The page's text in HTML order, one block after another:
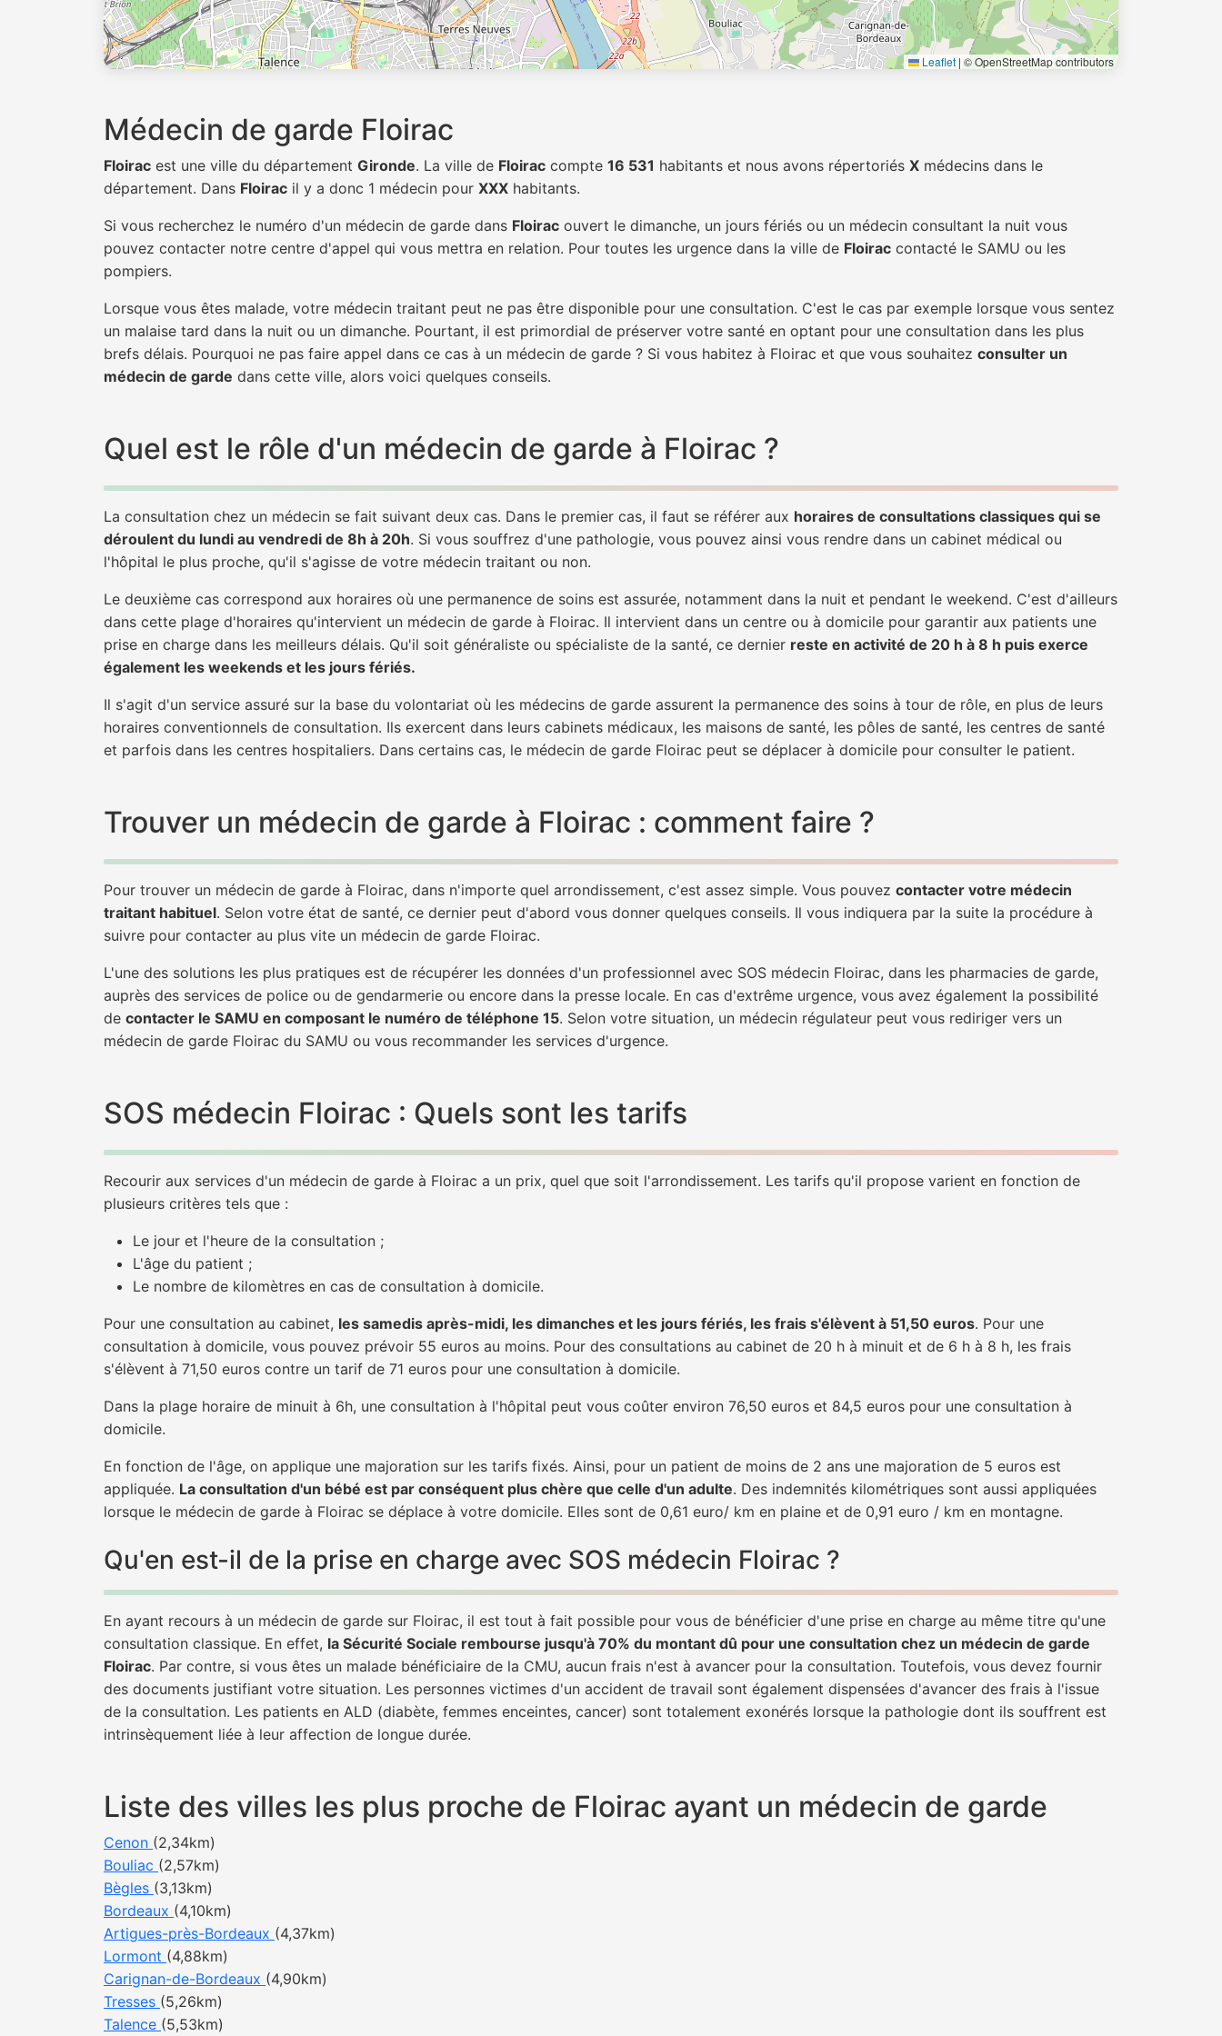
Leaflet | © OpenStreetMap contributors
Médecin de garde Floirac
Floirac est une ville du département Gironde. La ville de Floirac compte 16 531 habitants et nous avons répertoriés X médecins dans le
département. Dans Floirac il y a donc 1 médecin pour XXX habitants.
Si vous recherchez le numéro d'un médecin de garde dans Floirac ouvert le dimanche, un jours fériés ou un médecin consultant la nuit vous
pouvez contacter notre centre d'appel qui vous mettra en relation. Pour toutes les urgence dans la ville de Floirac contacté le SAMU ou les
pompiers.
Lorsque vous êtes malade, votre médecin traitant peut ne pas être disponible pour une consultation. C'est le cas par exemple lorsque vous sentez
un malaise tard dans la nuit ou un dimanche. Pourtant, il est primordial de préserver votre santé en optant pour une consultation dans les plus
brefs délais. Pourquoi ne pas faire appel dans ce cas à un médecin de garde ? Si vous habitez à Floirac et que vous souhaitez consulter un
médecin de garde dans cette ville, alors voici quelques conseils.
Quel est le rôle d'un médecin de garde à Floirac ?
La consultation chez un médecin se fait suivant deux cas. Dans le premier cas, il faut se référer aux horaires de consultations classiques qui se
déroulent du lundi au vendredi de 8h à 20h. Si vous souffrez d'une pathologie, vous pouvez ainsi vous rendre dans un cabinet médical ou
l'hôpital le plus proche, qu'il s'agisse de votre médecin traitant ou non.
Le deuxième cas correspond aux horaires où une permanence de soins est assurée, notamment dans la nuit et pendant le weekend. C'est d'ailleurs
dans cette plage d'horaires qu'intervient un médecin de garde à Floirac. Il intervient dans un centre ou à domicile pour garantir aux patients une
prise en charge dans les meilleurs délais. Qu'il soit généraliste ou spécialiste de la santé, ce dernier reste en activité de 20 h à 8 h puis exerce
également les weekends et les jours fériés.
Il s'agit d'un service assuré sur la base du volontariat où les médecins de garde assurent la permanence des soins à tour de rôle, en plus de leurs
horaires conventionnels de consultation. Ils exercent dans leurs cabinets médicaux, les maisons de santé, les pôles de santé, les centres de santé
et parfois dans les centres hospitaliers. Dans certains cas, le médecin de garde Floirac peut se déplacer à domicile pour consulter le patient.
Trouver un médecin de garde à Floirac : comment faire ?
Pour trouver un médecin de garde à Floirac, dans n'importe quel arrondissement, c'est assez simple. Vous pouvez contacter votre médecin
traitant habituel. Selon votre état de santé, ce dernier peut d'abord vous donner quelques conseils. Il vous indiquera par la suite la procédure à
suivre pour contacter au plus vite un médecin de garde Floirac.
L'une des solutions les plus pratiques est de récupérer les données d'un professionnel avec SOS médecin Floirac, dans les pharmacies de garde,
auprès des services de police ou de gendarmerie ou encore dans la presse locale. En cas d'extrême urgence, vous avez également la possibilité
de contacter le SAMU en composant le numéro de téléphone 15. Selon votre situation, un médecin régulateur peut vous rediriger vers un
médecin de garde Floirac du SAMU ou vous recommander les services d'urgence.
SOS médecin Floirac : Quels sont les tarifs
Recourir aux services d'un médecin de garde à Floirac a un prix, quel que soit l'arrondissement. Les tarifs qu'il propose varient en fonction de
plusieurs critères tels que :
Le jour et l'heure de la consultation ;
L'âge du patient ;
Le nombre de kilomètres en cas de consultation à domicile.
Pour une consultation au cabinet, les samedis après-midi, les dimanches et les jours fériés, les frais s'élèvent à 51,50 euros. Pour une
consultation à domicile, vous pouvez prévoir 55 euros au moins. Pour des consultations au cabinet de 20 h à minuit et de 6 h à 8 h, les frais
s'élèvent à 71,50 euros contre un tarif de 71 euros pour une consultation à domicile.
Dans la plage horaire de minuit à 6h, une consultation à l'hôpital peut vous coûter environ 76,50 euros et 84,5 euros pour une consultation à
domicile.
En fonction de l'âge, on applique une majoration sur les tarifs fixés. Ainsi, pour un patient de moins de 2 ans une majoration de 5 euros est
appliquée. La consultation d'un bébé est par conséquent plus chère que celle d'un adulte. Des indemnités kilométriques sont aussi appliquées
lorsque le médecin de garde à Floirac se déplace à votre domicile. Elles sont de 0,61 euro/ km en plaine et de 0,91 euro / km en montagne.
Qu'en est-il de la prise en charge avec SOS médecin Floirac ?
En ayant recours à un médecin de garde sur Floirac, il est tout à fait possible pour vous de bénéficier d'une prise en charge au même titre qu'une
consultation classique. En effet, la Sécurité Sociale rembourse jusqu'à 70% du montant dû pour une consultation chez un médecin de garde
Floirac. Par contre, si vous êtes un malade bénéficiaire de la CMU, aucun frais n'est à avancer pour la consultation. Toutefois, vous devez fournir
des documents justifiant votre situation. Les personnes victimes d'un accident de travail sont également dispensées d'avancer des frais à l'issue
de la consultation. Les patients en ALD (diabète, femmes enceintes, cancer) sont totalement exonérés lorsque la pathologie dont ils souffrent est
intrinsèquement liée à leur affection de longue durée.
Liste des villes les plus proche de Floirac ayant un médecin de garde
Cenon (2,34km)
Bouliac (2,57km)
Bègles (3,13km)
Bordeaux (4,10km)
Artigues-près-Bordeaux (4,37km)
Lormont (4,88km)
Carignan-de-Bordeaux (4,90km)
Tresses (5,26km)
Talence (5,53km)